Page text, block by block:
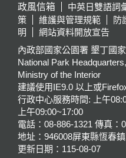
政風信箱
中英日雙語詞
策
維護與管理規範 防
明
網站資料開放宣告
內政部國家公園署 墾丁國
National Park
Ministry of the Interior
建議使用IE9.0 以上或
行政中心服務時間: 上午
上午09:00~17:00
電話：08-886-1321 傳真：
地址：946008屏東縣恆春
更新日期： 115-08-07